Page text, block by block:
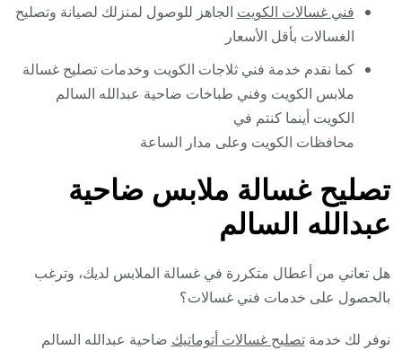
فني غسالات الكويت الجاهز للوصول لمنزلك لصيانة وتصليح
الغسالات بأقل الأسعار
كما نقدم خدمة فني ثلاجات الكويت وخدمات تصليح غسالة
ملابس الكويت وفني طباخات ضاحية عبدالله السالم
الكويت أينما كنتم في
محافظات الكويت وعلى مدار الساعة
تصليح غسالة ملابس ضاحية
عبدالله السالم
هل تعاني من أعطال متكررة في غسالة الملابس لديك، وترغب
بالحصول على خدمات فني غسالات؟
نوفر لك خدمةتصليح غسالات أتوماتيك ضاحية عبدالله السالم